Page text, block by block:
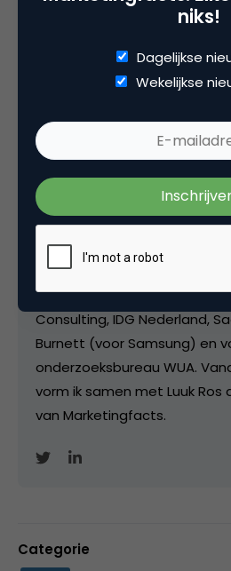
Deel dit artikel
Matthijs van den
Editor-in-Chief bij
Van april 2007 tot juni 2011
editor/ communitymanager
Marketingfacts. Tussendoor
Consulting, IDG Nederland,
Burnett (voor Samsung) en
onderzoeksbureau WUA.
vorm ik samen met Luuk
van Marketingfacts.
Categorie
niks!
Dagelijkse
Wekelijkse